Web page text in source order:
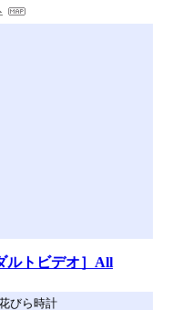
ルトビデオ］All
びら時計